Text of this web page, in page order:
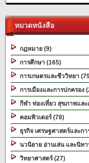
หมวดหนังสือ
กฎหมาย (9)
การศึกษา (165)
การเกษตรและชีววิทยา
การเมืองและการปกครอง
กีฬา ท่องเที่ยว สุขภาพและ
คอมพิวเตอร์ (78)
ธุรกิจ เศรษฐศาสตร์และก
นวนิยาย อ่านเล่น และนิท
วิทยาศาสตร์ (27)